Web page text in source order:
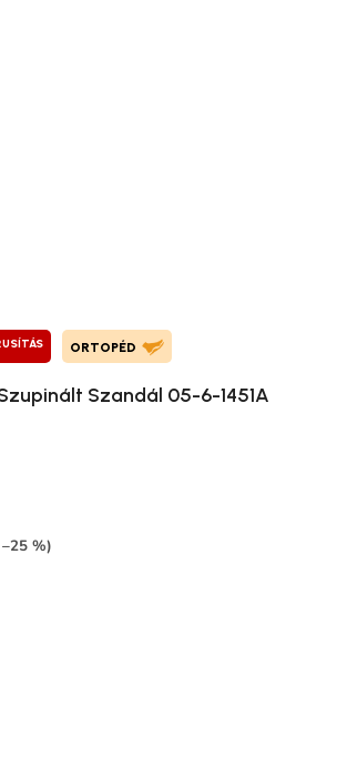
ORTOPÉD
Szandál 05-6-1451A
%)